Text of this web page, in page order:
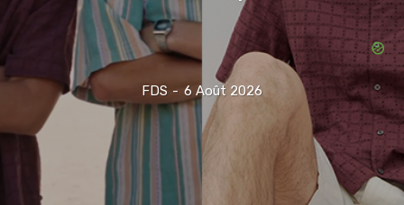
FDS - 6 Août 2026